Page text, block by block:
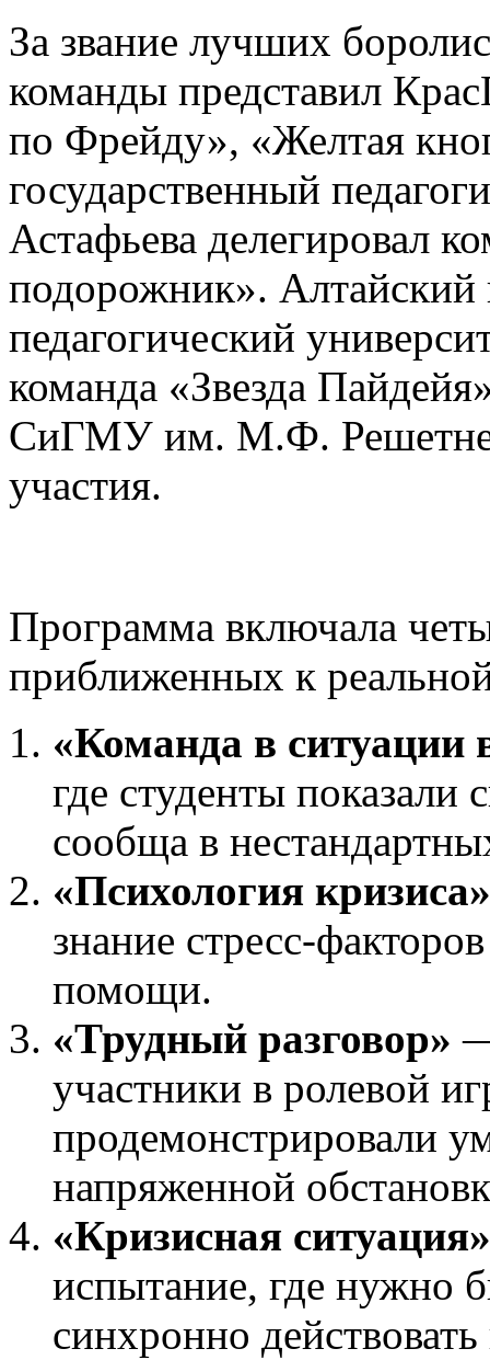
За звание лучших
команды представил
по Фрейду», «Желтая
государственный
Астафьева делегировал
подорожник». Алтайский
педагогический
команда «Звезда
СиГМУ им. М.Ф.
участия.
Программа включала
приближенных к
«Команда в ситуации
где студенты показали
сообща в
«Психология кризиса»
знание стресс-
помощи.
«Трудный разговор»
участники в ролевой
продемонстрировали
напряженной
«Кризисная ситуация»
испытание, где нужно
синхронно